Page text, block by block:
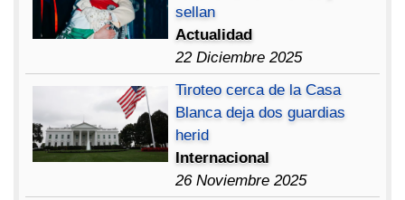
sellan
Actualidad
22 Diciembre 2025
Tiroteo cerca de la Casa
Blanca deja dos guardias
herid
Internacional
26 Noviembre 2025